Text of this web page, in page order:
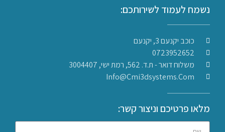
נשמח לעמוד לשירותכם:
כוכב יקנעם 3, יקנעם
0723952652
משלוח דואר - ת.ד. 562, רמת ישי, 3004407​
Info@cmi3dsystems.com
מלאו פרטיכם וניצור קשר: